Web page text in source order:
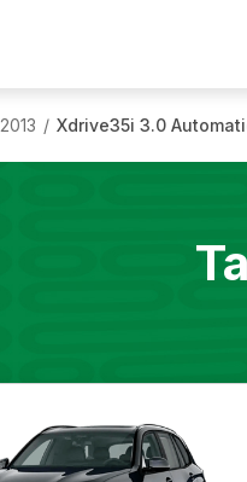
2013 / Xdrive35i 3.0